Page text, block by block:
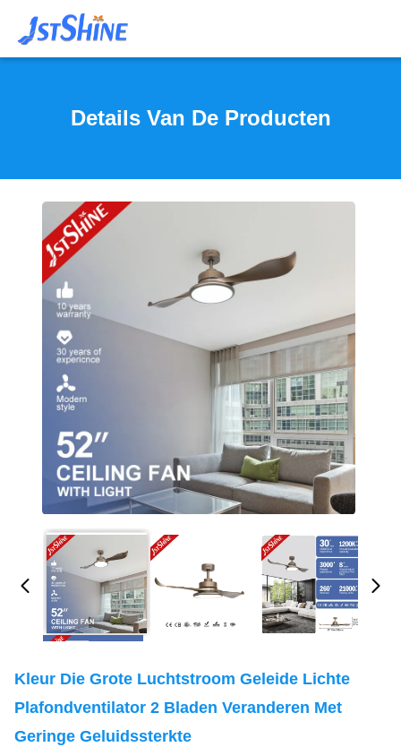
Details Van De Producten
Kleur Die Grote Luchtstroom Geleide Lichte
Plafondventilator 2 Bladen Veranderen Met
Geringe Geluidssterkte